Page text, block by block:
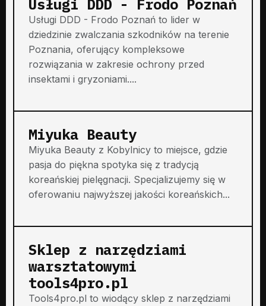
Usługi DDD - Frodo Poznań
Usługi DDD - Frodo Poznań to lider w
dziedzinie zwalczania szkodników na terenie
Poznania, oferujący kompleksowe
rozwiązania w zakresie ochrony przed
insektami i gryzoniami....
Miyuka Beauty
Miyuka Beauty z Kobylnicy to miejsce, gdzie
pasja do piękna spotyka się z tradycją
koreańskiej pielęgnacji. Specjalizujemy się w
oferowaniu najwyższej jakości koreańskich...
Sklep z narzędziami
warsztatowymi
tools4pro.pl
Tools4pro.pl to wiodący sklep z narzędziami